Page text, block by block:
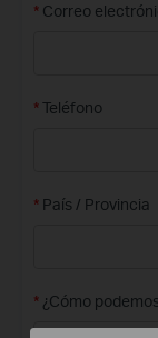
* Correo
*Teléfono
* País / Provincia
* ¿Cómo